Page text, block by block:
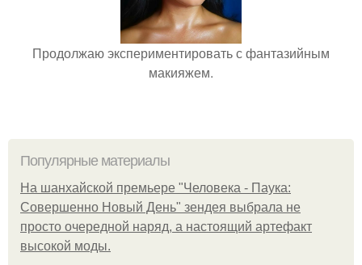
Продолжаю экспериментировать с фантазийным
макияжем.
Популярные материалы
На шанхайской премьере "Человека - Паука:
Совершенно Новый День" зендея выбрала не
просто очередной наряд, а настоящий артефакт
высокой моды.